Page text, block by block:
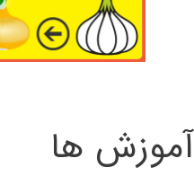
آموزش ها